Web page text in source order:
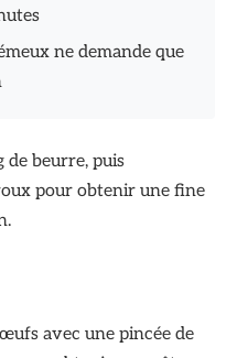
ne demande que
de beurre, puis
pour obtenir une fine
avec une pincée de